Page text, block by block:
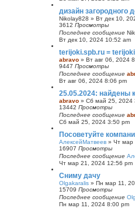
к
дизайн загородного
Nikolay828 » Вт дек 10,
3612 Просмотры
Последнее сообщение
Вт дек 10, 2024 10:52 am
terijoki.spb.ru =
abravo » Вт авг 06, 2024
9447 Просмотры
Последнее сообщение
Вт авг 06, 2024 8:06 pm
25.05.2024: найдены
abravo » Сб май 25, 2024
13442 Просмотры
Последнее сообщение
Сб май 25, 2024 3:50 pm
Посоветуйте
АлексейМатвеев » Чт мар
16907 Просмотры
Последнее сообщение
Чт мар 21, 2024 12:56 pm
Сниму дачу
Olgakaralis » Пн мар 11,
15709 Просмотры
Последнее сообщение
Пн мар 11, 2024 8:00 pm